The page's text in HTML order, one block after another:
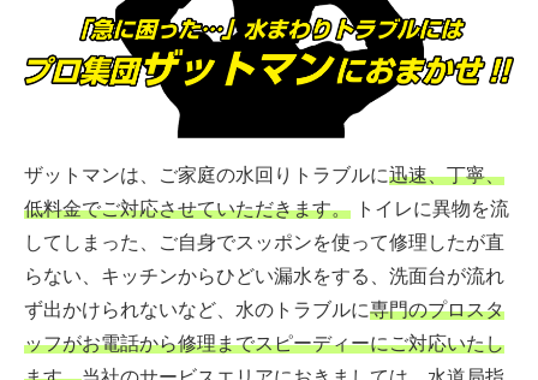
ザットマンは、ご家庭の水回りトラブルに迅速、丁寧、
低料金でご対応させていただきます。 トイレに異物を流
してしまった、ご自身でスッポンを使って修理したが直
らない、キッチンからひどい漏水をする、洗面台が流れ
ず出かけられないなど、水のトラブルに専門のプロスタ
ッフがお電話から修理までスピーディーにご対応いたし